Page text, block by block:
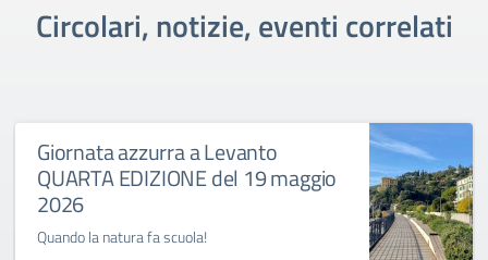
Circolari, notizie, eventi correlati
Giornata azzurra a Levanto
QUARTA EDIZIONE del 19 maggio
2026
Quando la natura fa scuola!